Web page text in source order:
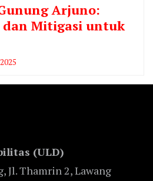
Arjuno:
dan Mitigasi untuk
(ULD)
Jl. Thamrin 2, Lawang